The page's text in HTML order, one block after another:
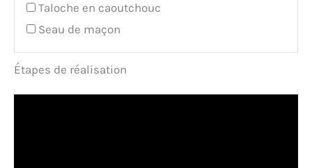
Taloche en caoutchouc
Seau de maçon
Étapes de réalisation